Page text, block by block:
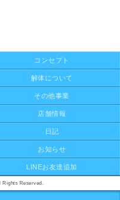
コンセプト
解体について
その他事業
店舗情報
日記
お知らせ
LINEお友達追加
Rights Reserved.